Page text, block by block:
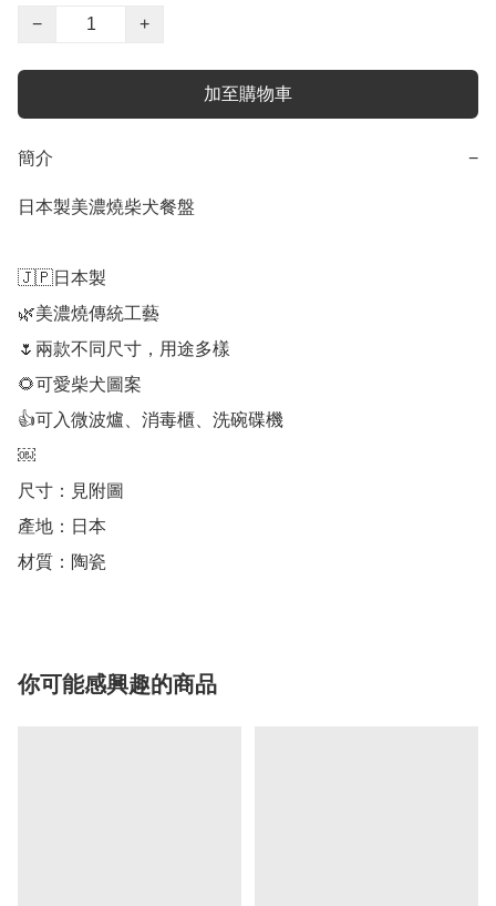
−
+
加至購物車
簡介 −
日本製美濃燒柴犬餐盤
🇯🇵日本製
🌿美濃燒傳統工藝
🌷兩款不同尺寸，用途多樣
🌻可愛柴犬圖案
👍可入微波爐、消毒櫃、洗碗碟機
￼
尺寸：見附圖
產地：日本
材質：陶瓷
你可能感興趣的商品